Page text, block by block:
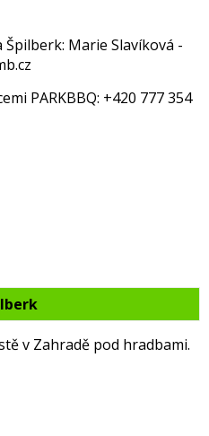
Marie Slavíková -
PARKBBQ: +420 777 354
v Zahradě pod hradbami.